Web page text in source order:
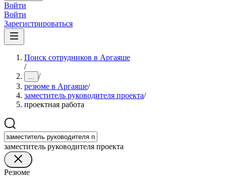
Войти
Войти
Зарегистрироваться
Поиск сотрудников в Аргаяше
/
... /
резюме в Аргаяше/
заместитель руководителя проекта/
проектная работа
заместитель руководителя проекта
Резюме